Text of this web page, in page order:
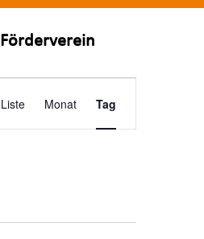
Förderverein
Veranstaltung
Ansichten-
Navigation
Liste Monat Tag